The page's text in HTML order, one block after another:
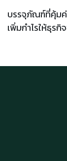
บรรจุภัณฑ์ที่คุ้มค่
เพิ่มกำไรให้ธุร